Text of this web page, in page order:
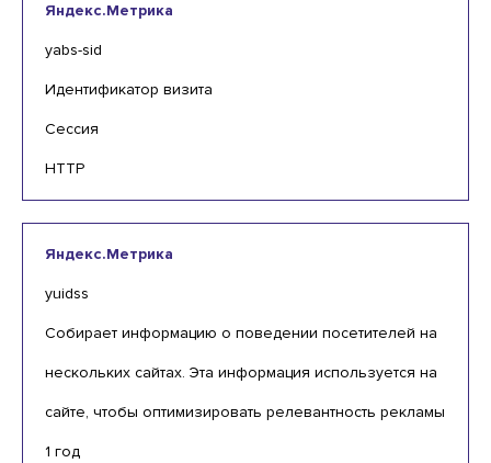
Яндекс.Метрика
yabs-sid
Идентификатор визита
Сессия
HTTP
Яндекс.Метрика
yuidss
Собирает информацию о поведении посетителей на
нескольких сайтах. Эта информация используется на
сайте, чтобы оптимизировать релевантность рекламы
1 год